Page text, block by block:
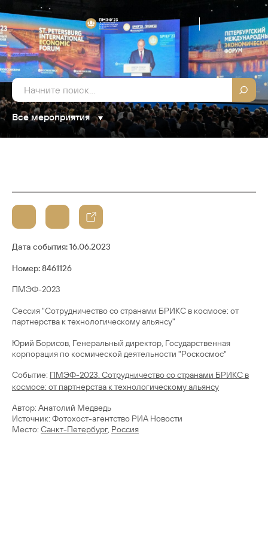
Все мероприятия
Дата события:16.06.2023
Номер: 8461126
ПМЭФ-2023
Сессия "Сотрудничество со странами БРИКС в космосе: от
партнерства к технологическому альянсу"
Юрий Борисов, Генеральный директор, Государственная
Cобытие: ПМЭФ-2023. Сотрудничество со странами БРИКС в
космосе: от партнерства к технологическому альянсу
Автор: Анатолий Медведь
Источник: Фотохост-агентство РИА Новости
Место: Санкт-Петербург, Россия